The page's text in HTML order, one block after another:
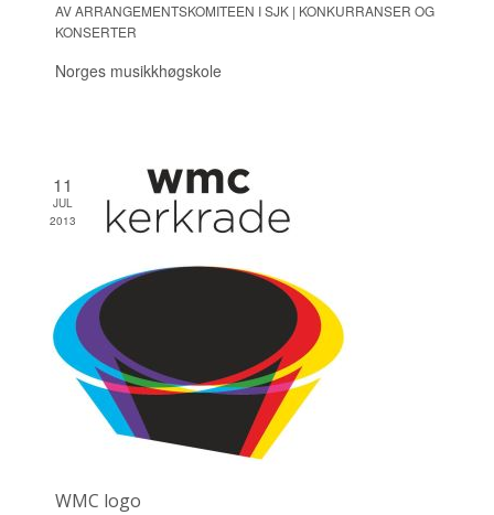
AV ARRANGEMENTSKOMITEEN I SJK | KONKURRANSER OG
KONSERTER
Norges musikkhøgskole
11
JUL
2013
WMC logo